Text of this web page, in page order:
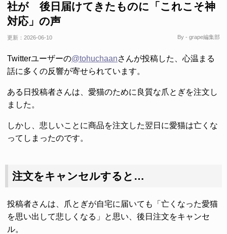
社が 後日届けてきたものに「これこそ神
対応」の声
更新： 2026-06-10 By - grape編集部
Twitterユーザーの@tohuchaanさんが投稿した、心温まる
話に多くの反響が寄せられています。
ある日投稿者さんは、愛猫のために良質な爪とぎを注文し
ました。
しかし、悲しいことに商品を注文した翌日に愛猫は亡くな
ってしまったのです。
注文をキャンセルすると…
投稿者さんは、爪とぎが自宅に届いても「亡くなった愛猫
を思い出して悲しくなる」と思い、後日注文をキャンセ
ル。